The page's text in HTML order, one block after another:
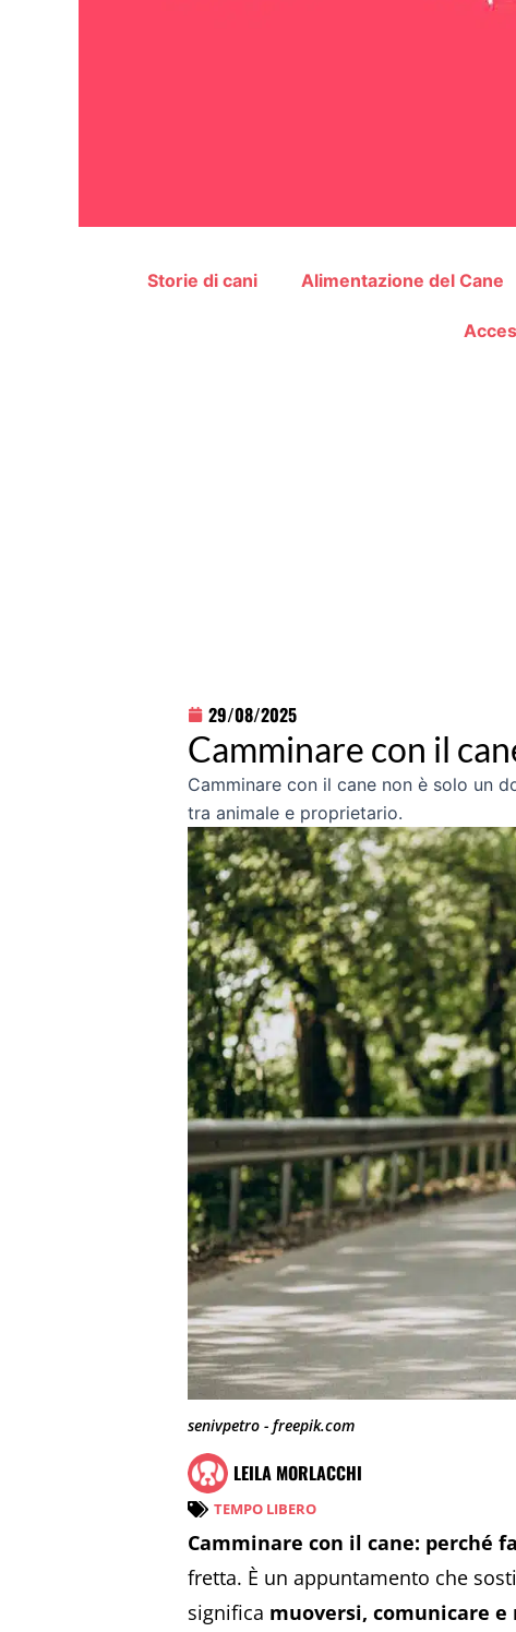
Storie di cani Alimentazione del Cane
29/08/2025
Camminare con il
Camminare con il cane non è solo un
tra animale e proprietario.
senivpetro - freepik.com
LEILA MORLACCHI
TEMPO LIBERO
Camminare con il cane: perché
fretta. È un appuntamento che
significa muoversi, comunicare